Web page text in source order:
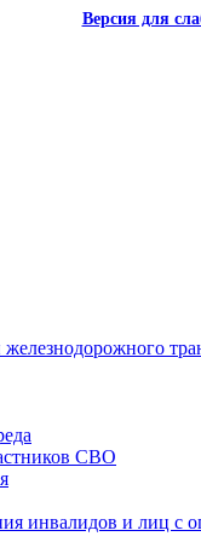
Версия для
СВО
инвалидов и лиц с